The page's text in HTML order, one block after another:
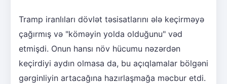
Tramp iranlıları dövlət təsisatlarını ələ keçirməyə
çağırmış və "köməyin yolda olduğunu" vəd
etmişdi. Onun hansı növ hücumu nəzərdən
keçirdiyi aydın olmasa da, bu açıqlamalar bölgəni
gərginliyin artacağına hazırlaşmağa məcbur etdi.